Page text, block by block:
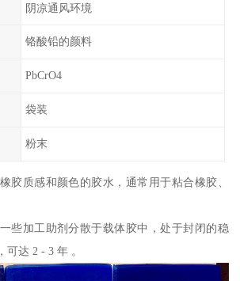
阴凉通风环境
铬酸铅的颜料
PbCrO4
袋装
粉末
胶质感和颜色的胶水，通常用于粘合橡胶、
些加工助剂分散于载体胶中，处于封闭的稳
达 2 - 3 年 。